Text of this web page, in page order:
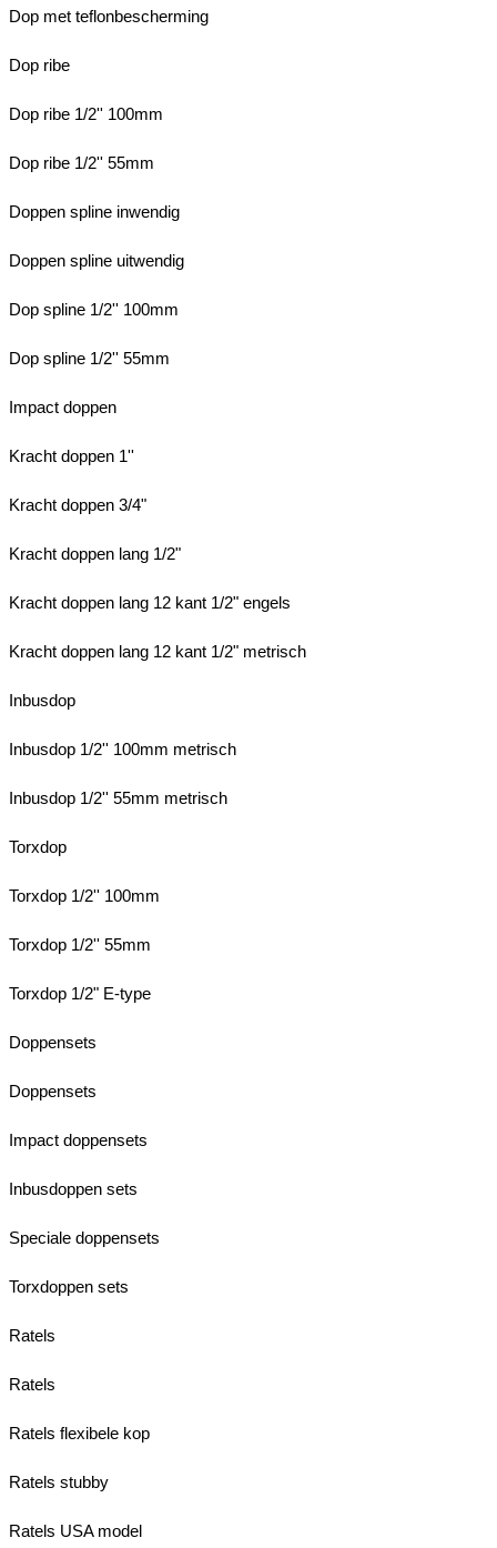
Dop met teflonbescherming
Dop ribe
Dop ribe 1/2'' 100mm
Dop ribe 1/2'' 55mm
Doppen spline inwendig
Doppen spline uitwendig
Dop spline 1/2'' 100mm
Dop spline 1/2'' 55mm
Impact doppen
Kracht doppen 1''
Kracht doppen 3/4"
Kracht doppen lang 1/2"
Kracht doppen lang 12 kant 1/2" engels
Kracht doppen lang 12 kant 1/2" metrisch
Inbusdop
Inbusdop 1/2'' 100mm metrisch
Inbusdop 1/2'' 55mm metrisch
Torxdop
Torxdop 1/2'' 100mm
Torxdop 1/2'' 55mm
Torxdop 1/2" E-type
Doppensets
Doppensets
Impact doppensets
Inbusdoppen sets
Speciale doppensets
Torxdoppen sets
Ratels
Ratels
Ratels flexibele kop
Ratels stubby
Ratels USA model